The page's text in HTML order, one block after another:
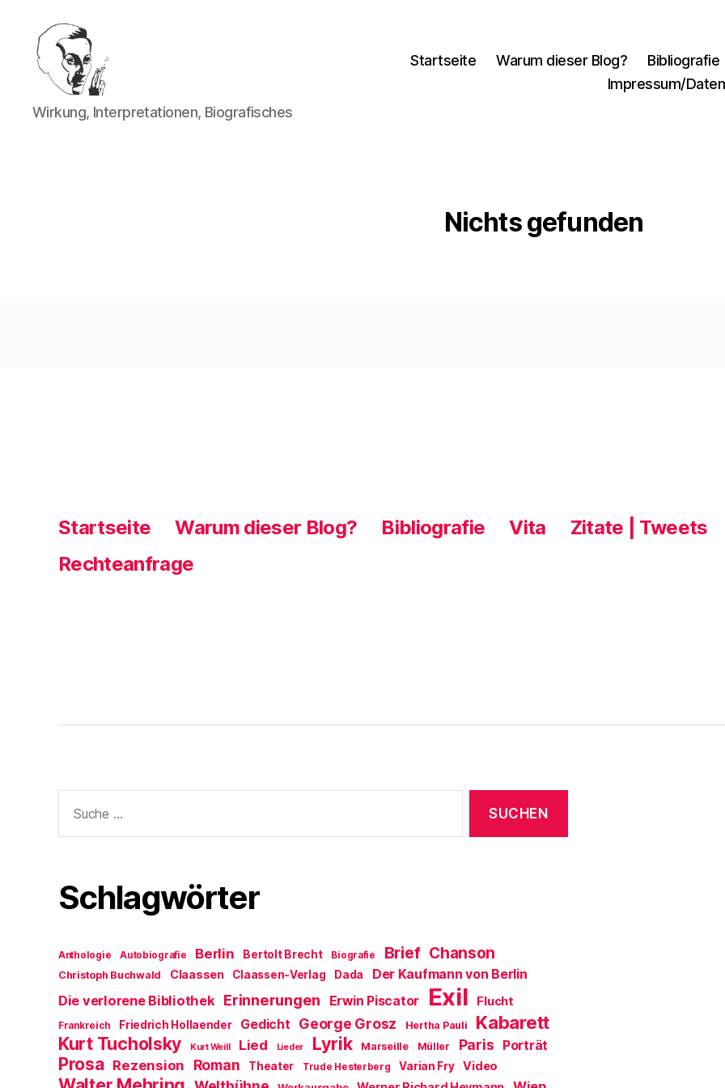
Walter
Mehring
Wirkung, Interpretationen, Biografisches
Startseite Warum dieser Blog? Bibliografie
Impressum/
Nichts gefunden
Startseite Warum dieser Blog? Bibliografie Vita Zitate | Tweets
Rechteanfrage
nach:
Schlagwörter
Anthologie Autobiografie Berlin Bertolt Brecht Biografie Brief Chanson
Christoph Buchwald Claassen Claassen-Verlag Dada Der Kaufmann von Berlin
Die verlorene Bibliothek Erinnerungen Erwin Piscator Exil Flucht
Frankreich Friedrich Hollaender Gedicht George Grosz Hertha Pauli Kabarett
Kurt Tucholsky Kurt Weill Lied Lieder Lyrik Marseille Müller Paris Porträt
Prosa Rezension Roman Theater Trude Hesterberg Varian Fry Video